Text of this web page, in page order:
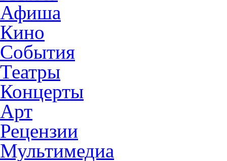
Афиша
Кино
События
Театры
Концерты
Арт
Рецензии
Мультимедиа